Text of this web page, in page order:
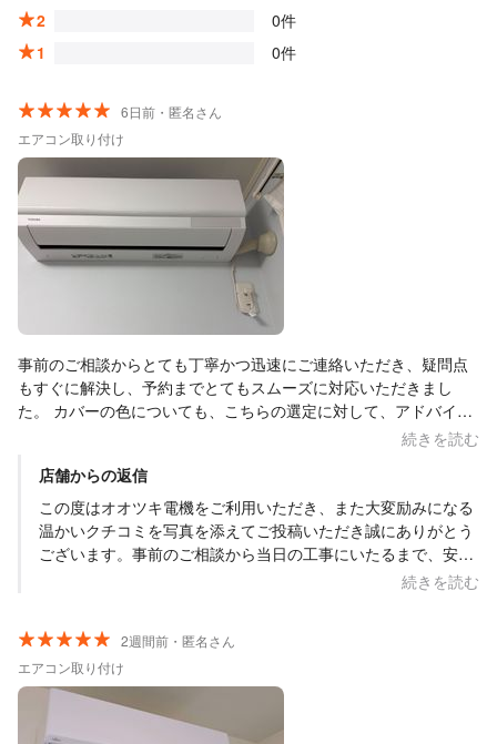
2
0件
1
0件
6日前・匿名さん
エアコン取り付け
事前のご相談からとても丁寧かつ迅速にご連絡いただき、疑問点
もすぐに解決し、予約までとてもスムーズに対応いただきまし
た。 カバーの色についても、こちらの選定に対して、アドバイス
いただき、より壁に馴染む色を選択できました。 当日の工事につ
いてとても丁寧にご説明いただきました。室外化粧カバーの取り
付け位置やとりまわし、本体の取り付け位置など、事前にご説明
いただき、安心して作業をお願いできました。 オオツキ電機さん
のご対応は、一貫してこちらの目線で、なにが一番よいか、一緒
に考えていただいた点が、とても良かったです。 またリピートさ
続きを読む
店舗からの返信
この度はオオツキ電機をご利用いただき、また大変励みになる
温かいクチコミを写真を添えてご投稿いただき誠にありがとう
ございます。事前のご相談から当日の工事にいたるまで、安心
してお任せいただけたとのこと、私としても大変嬉しく思って
ち、壁に馴染む仕上がりになって安心いたしました。当日の設
置位置や配管のとりまわしにつきましても、お客様にご納得い
ただき、安心して作業を見守っていただけたことが何よりでご
ざいます。「こちらの目線で一緒に考えた」というお言葉は、
私が日頃から最も大切にしている姿勢ですので、そのようにお
続きを読む
2週間前・匿名さん
エアコン取り付け